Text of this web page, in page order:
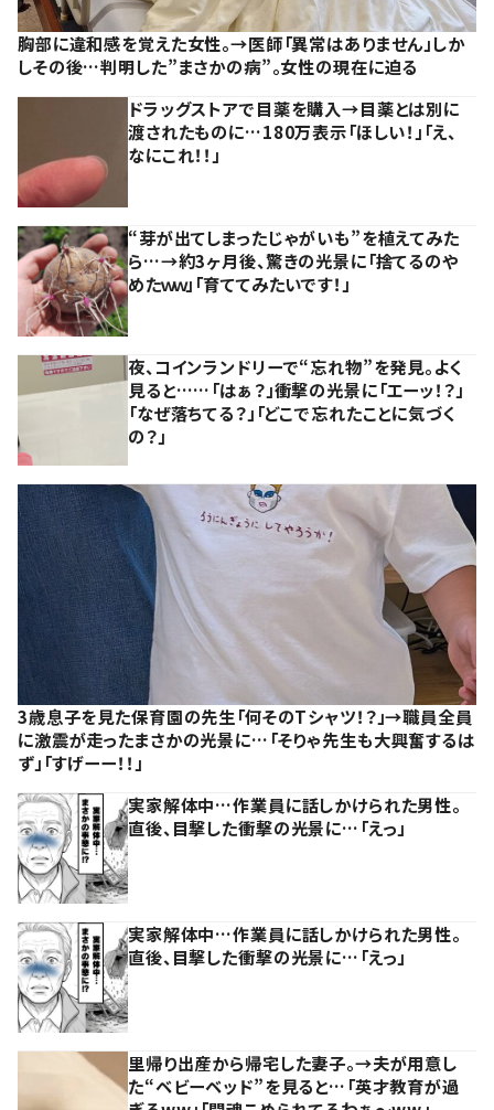
胸部に違和感を覚えた女性。→医師「異常はありません」しか
しその後…判明した”まさかの病”。女性の現在に迫る
ドラッグストアで目薬を購入→目薬とは別に
渡されたものに…180万表示「ほしい！」「え、
なにこれ！！」
“芽が出てしまったじゃがいも”を植えてみた
ら…→約3ヶ月後、驚きの光景に「捨てるのや
めたｗｗ」「育ててみたいです！」
夜、コインランドリーで“忘れ物”を発見。よく
見ると……「はぁ？」衝撃の光景に「エーッ！？」
「なぜ落ちてる？」「どこで忘れたことに気づく
の？」
3歳息子を見た保育園の先生「何そのTシャツ！？」→職員全員
に激震が走ったまさかの光景に…「そりゃ先生も大興奮するは
ず」「すげーー！！」
実家解体中…作業員に話しかけられた男性。
直後、目撃した衝撃の光景に…「えっ」
実家解体中…作業員に話しかけられた男性。
直後、目撃した衝撃の光景に…「えっ」
里帰り出産から帰宅した妻子。→夫が用意し
た“ベビーベッド”を見ると…「英才教育が過